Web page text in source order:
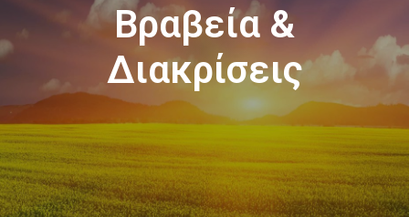
Βραβεία &
Διακρίσεις